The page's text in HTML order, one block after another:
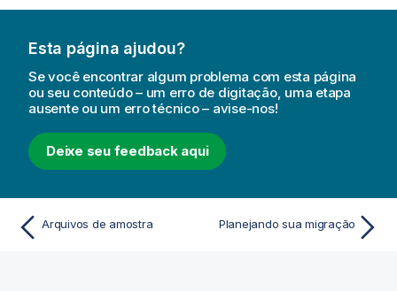
Esta página ajudou?
Se você encontrar algum problema com esta página
ou seu conteúdo – um erro de digitação, uma etapa
ausente ou um erro técnico – avise-nos!
Deixe seu feedback aqui
Arquivos de amostra Planejando sua migração